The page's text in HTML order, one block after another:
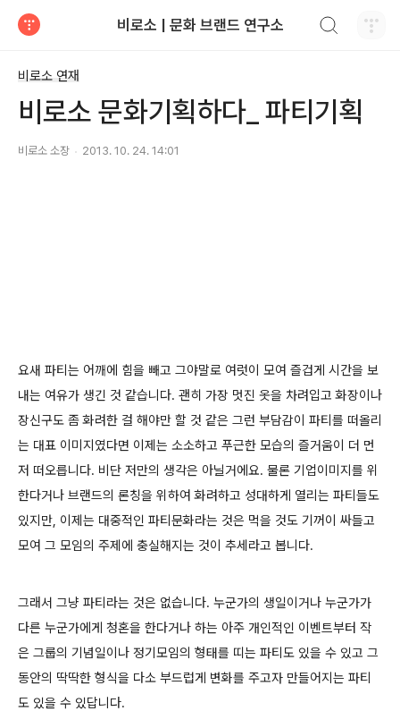
비로소 | 문화 브랜드 연구소
비로소 연재
비로소 문화기획하다_ 파티기획
비로소 소장 2013. 10. 24. 14:01
요새 파티는 어깨에 힘을 빼고 그야말로 여럿이 모여 즐겁게 시간을 보
내는 여유가 생긴 것 같습니다. 괜히 가장 멋진 옷을 차려입고 화장이나
장신구도 좀 화려한 걸 해야만 할 것 같은 그런 부담감이 파티를 떠올리
는 대표 이미지였다면 이제는 소소하고 푸근한 모습의 즐거움이 더 먼
저 떠오릅니다. 비단 저만의 생각은 아닐거에요. 물론 기업이미지를 위
한다거나 브랜드의 론칭을 위하여 화려하고 성대하게 열리는 파티들도
있지만, 이제는 대중적인 파티문화라는 것은 먹을 것도 기꺼이 싸들고
모여 그 모임의 주제에 충실해지는 것이 추세라고 봅니다.
그래서 그냥 파티라는 것은 없습니다. 누군가의 생일이거나 누군가가
다른 누군가에게 청혼을 한다거나 하는 아주 개인적인 이벤트부터 작
은 그룹의 기념일이나 정기모임의 형태를 띠는 파티도 있을 수 있고 그
동안의 딱딱한 형식을 다소 부드럽게 변화를 주고자 만들어지는 파티
도 있을 수 있답니다.